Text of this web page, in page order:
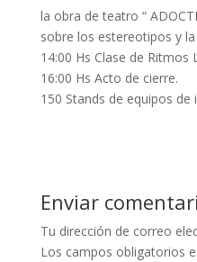
la obra de teatro “
sobre los estereotipos y
14:00 Hs Clase de Ritmos
16:00 Hs Acto de cierre.
150 Stands de equipos de
Enviar
Tu dirección de correo
Los campos obligatorios